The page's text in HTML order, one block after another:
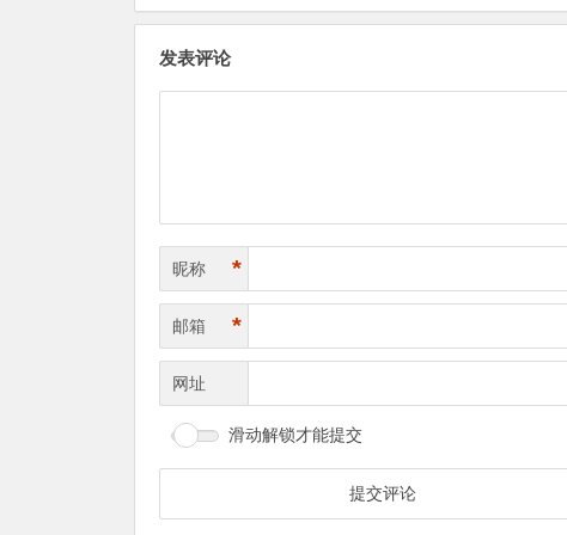
发表评论
昵称 *
邮箱 *
网址
滑动解锁才能提交